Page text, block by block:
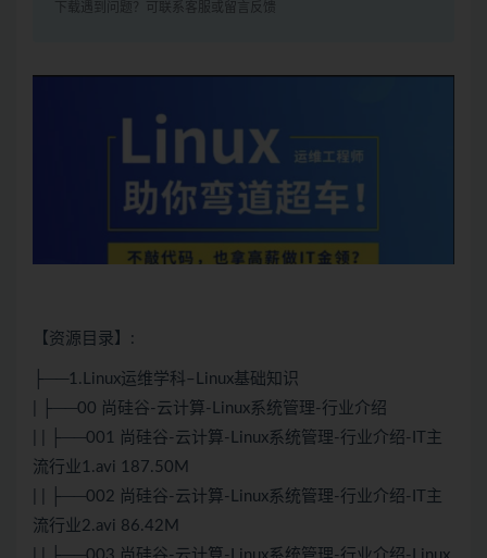
下载遇到问题？可联系客服或留言反馈
【资源目录】:
├──1. Linux运维学科–Linux基础知识
| ├──00 尚硅谷-云计算-Linux系统管理-行业介绍
| | ├──001 尚硅谷-云计算-Linux系统管理-行业介绍-IT主
流行业1.avi 187.50M
| | ├──002 尚硅谷-云计算-Linux系统管理-行业介绍-IT主
流行业2.avi 86.42M